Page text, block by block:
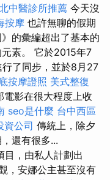
中醫診所推薦 今天沒
按摩 也許無聊的假期
的彙編超出了基本的
素。 它於2015年7
了同步，並於8月27
按摩證照 美式整復
電影在很大程度上收
seo是什麼 台中西區
資公司 傳統上，除夕
還有很多...
，由私人計劃出
，安娜公主甚至沒有